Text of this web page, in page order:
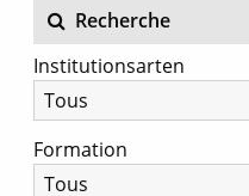
Recherche
Institutionsarten
Formation